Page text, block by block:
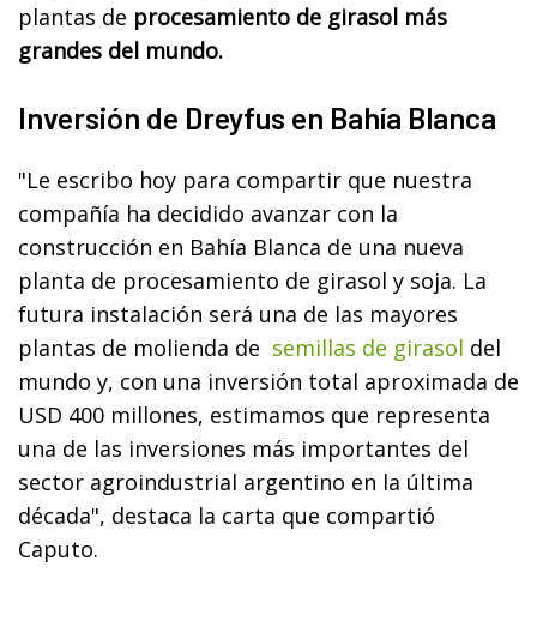
plantas de procesamiento de girasol más
grandes del mundo.
Inversión de Dreyfus en Bahía Blanca
"Le escribo hoy para compartir que nuestra
compañía ha decidido avanzar con la
construcción en Bahía Blanca de una nueva
planta de procesamiento de girasol y soja. La
futura instalación será una de las mayores
plantas de molienda de semillas de girasol del
mundo y, con una inversión total aproximada de
USD 400 millones, estimamos que representa
una de las inversiones más importantes del
sector agroindustrial argentino en la última
década", destaca la carta que compartió
Caputo.